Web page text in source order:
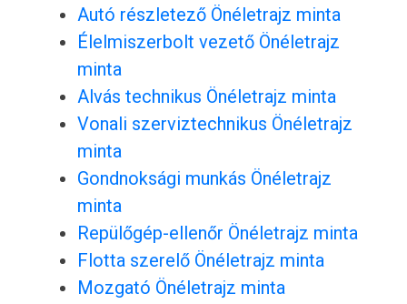
Autó részletező Önéletrajz minta
Élelmiszerbolt vezető Önéletrajz
minta
Alvás technikus Önéletrajz minta
Vonali szerviztechnikus Önéletrajz
minta
Gondnoksági munkás Önéletrajz
minta
Repülőgép-ellenőr Önéletrajz minta
Flotta szerelő Önéletrajz minta
Mozgató Önéletrajz minta